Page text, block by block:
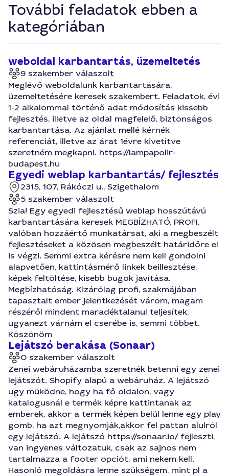
További feladatok ebben a
kategóriában
weboldal karbantartás, üzemeltetés
9 szakember válaszolt
Meglévő weboldalunk karbantartására,
üzemeltetésére keresek szakembert. Feladatok, évi
1-2 alkalommal történő adat módosítás kissebb
fejlesztés, illetve az oldal magfelelő, biztonságos
karbantartása. Az ajánlat mellé kérnék
referenciát, illetve az árat 1évre kivetítve
szeretném megkapni. https://lampapolir-
budapest.hu
Egyedi weblap karbantartás/ fejlesztés
2315, 107, Rákóczi u., Szigethalom
5 szakember válaszolt
Szia! Egy egyedi fejlesztésű weblap hosszútávú
karbantartására keresek MEGBÍZHATÓ, PROFI,
valóban hozzáértő munkatársat, aki a megbeszélt
fejlesztéseket a közösen megbeszélt határidőre el
is végzi. Semmi extra kérésre nem kell gondolni
alapvetően, kattintásmérő linkek beillesztése,
képek feltöltése, kisebb bugok javítása.
Megbízhatóság. Kizárólag profi, szakmájában
tapasztalt ember jelentkezését várom, magam
részéről mindent maradéktalanul teljesítek,
ugyanezt várnám el cserébe is, semmi többet.
Köszönöm
Lejátszó berakása (Sonaar)
0 szakember válaszolt
Zenei webáruházamba szeretnék betenni egy zenei
lejátszót. Shopify alapú a webáruház. A lejátszó
ugy müködne, hogy ha fő oldalon, vagy
katalogusnál e termék képre kattintanak az
emberek, akkor a termék képen belül lenne egy play
gomb, ha azt megnyomják,akkor fel pattan alulról
egy lejátszó. A lejátszó https://sonaar.io/ fejleszti,
van ingyenes változatuk, csak az sajnos nem
tartalmazza a footer opciót, ami nekem kell.
Hasonló megoldásra lenne szükségem, mint pl a